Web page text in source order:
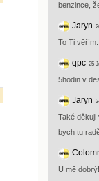
benzince,
Jaryn
To Ti
qpc25
5hodin v
Jaryn
Také děkuji
bych tu
U mě